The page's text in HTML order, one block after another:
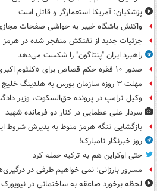
پزشکیان: آمریکا استعمارگر و قاتل است
واکنش باشگاه خیبر به حواشی صفحات
جزئیات جدید از نفتکش منفجر شده در هرمز
راهبرد ایران "پنتاگون" را شکست می‌دهد
صدور ۱۰ فقره حکم قصاص برای «کلثوم اکبری»
مهلت ۳ روزه سازمان بورس به هلدینگ خلیج فارس
وکیل ترامپ در پرونده حق‌السکوت، وزیر
سردار علی عظمایی در کنار دو فرمانده شهید
بازگشایی تنگه هرمز منوط به پذیرش شروط
روز خبرنگار نامبارک!
حتی اوکراین هم به ترکیه حمله کرد
مسرور بارزانی: نمی خواهیم طرفی در
لحظه برخورد صاعقه به ساختمانی در نیویورک